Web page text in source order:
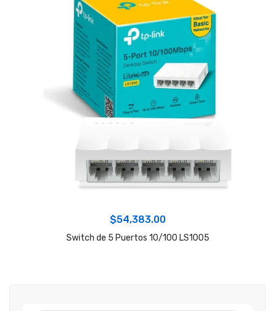
$54,383.00
Switch de 5 Puertos 10/100 LS1005